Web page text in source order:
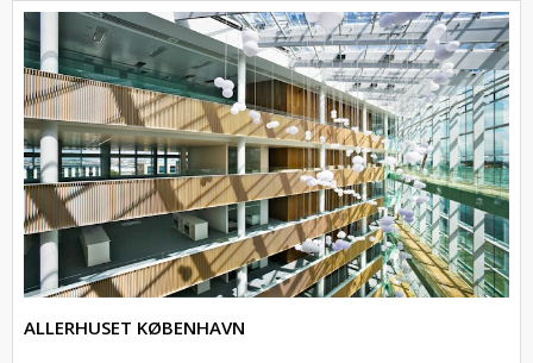
ALLERHUSET KØBENHAVN